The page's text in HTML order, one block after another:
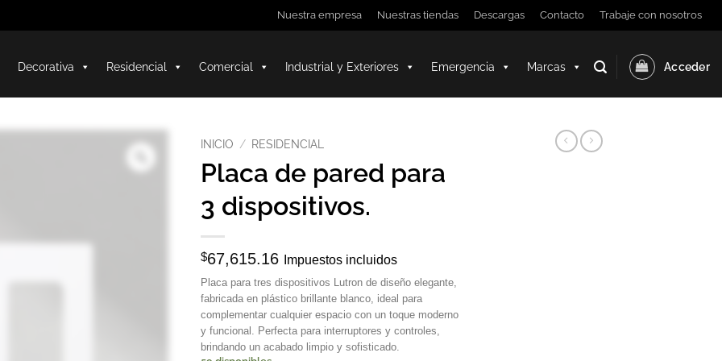
Nuestra empresa Nuestras tiendas Descargas Contacto Trabaje con nosotros
Decorativa Residencial Comercial Industrial y Exteriores Emergencia Marcas Acceder
INICIO / RESIDENCIAL
Placa de pared para
3 dispositivos.
$67,615.16 Impuestos incluidos
Placa para tres dispositivos Lutron de diseño elegante,
fabricada en plástico brillante blanco, ideal para
complementar cualquier espacio con un toque moderno
y funcional. Perfecta para interruptores y controles,
brindando un acabado limpio y sofisticado.